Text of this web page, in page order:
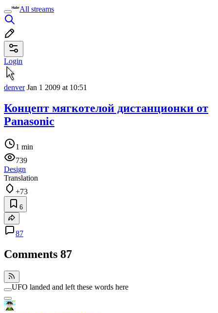
All streams
Login
denverJan 1 2009 at 10:51
Концепт мягкотелой дистанционки от
Panasonic
1 min
739
Design
Translation
+73
6
87
Comments 87
UFO landed and left these words here